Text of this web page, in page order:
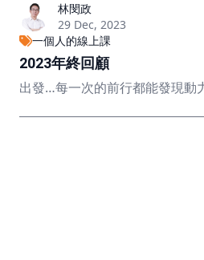
林閔政
29 Dec, 2023
一個人的線上課
2023年終回顧
出發…每一次的前行都能發現動